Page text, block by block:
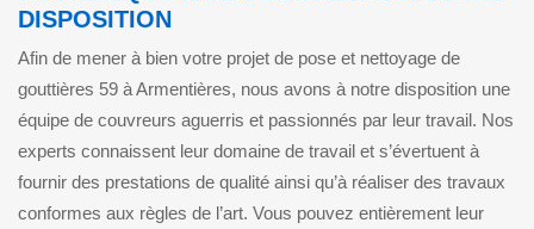
DISPOSITION
Afin de mener à bien votre projet de pose et nettoyage de
gouttières 59 à Armentières, nous avons à notre disposition une
équipe de couvreurs aguerris et passionnés par leur travail. Nos
experts connaissent leur domaine de travail et s’évertuent à
fournir des prestations de qualité ainsi qu’à réaliser des travaux
conformes aux règles de l’art. Vous pouvez entièrement leur